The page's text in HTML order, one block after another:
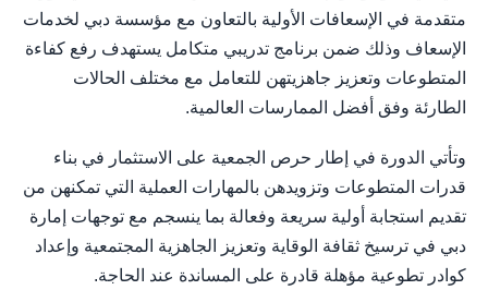
متقدمة في الإسعافات الأولية بالتعاون مع مؤسسة دبي لخدمات
الإسعاف وذلك ضمن برنامج تدريبي متكامل يستهدف رفع كفاءة
المتطوعات وتعزيز جاهزيتهن للتعامل مع مختلف الحالات
الطارئة وفق أفضل الممارسات العالمية.
وتأتي الدورة في إطار حرص الجمعية على الاستثمار في بناء
قدرات المتطوعات وتزويدهن بالمهارات العملية التي تمكنهن من
تقديم استجابة أولية سريعة وفعالة بما ينسجم مع توجهات إمارة
دبي في ترسيخ ثقافة الوقاية وتعزيز الجاهزية المجتمعية وإعداد
كوادر تطوعية مؤهلة قادرة على المساندة عند الحاجة.